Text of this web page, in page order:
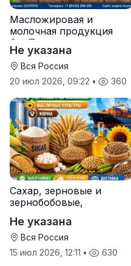
Масложировая и
молочная продукция
СолПро — экспортные
поставки
Не указана
Вся Россия
20 июл 2026, 09:22 • 360
Сахар, зерновые и
зернобобовые,
корма
Не указана
Вся Россия
15 июл 2026, 12:11 • 630